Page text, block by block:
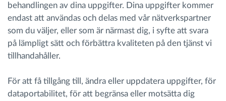
Vi löser varje flottas verksamhetsbehov
Sparkalkylator
behandlingen av dina uppgifter. Dina uppgifter kommer
endast att användas och delas med vår nätverkspartner
som du väljer, eller som är närmast dig, i syfte att svara
på lämpligt sätt och förbättra kvaliteten på den tjänst vi
tillhandahåller.
För att få tillgång till, ändra eller uppdatera uppgifter, för
dataportabilitet, för att begränsa eller motsätta dig